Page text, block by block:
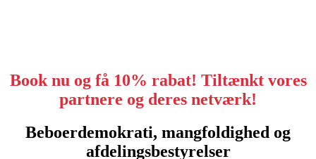
Book nu og få 10% rabat! Tiltænkt vores
partnere og deres netværk!
Beboerdemokrati, mangfoldighed og
afdelingsbestyrelser